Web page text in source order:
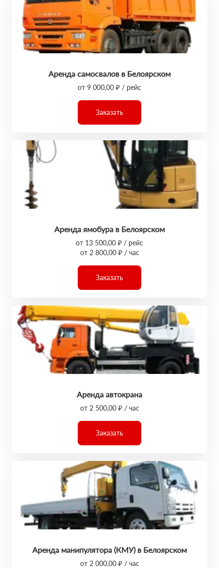
Аренда самосвалов в Белоярском
от 9 000,00 ₽ / рейс
Заказать
Аренда ямобура в Белоярском
от 13 500,00 ₽ / рейс
от 2 800,00 ₽ / час
Заказать
Аренда автокрана
от 2 500,00 ₽ / час
Заказать
Аренда манипулятора (КМУ) в Белоярском
от 2 000,00 ₽ / час